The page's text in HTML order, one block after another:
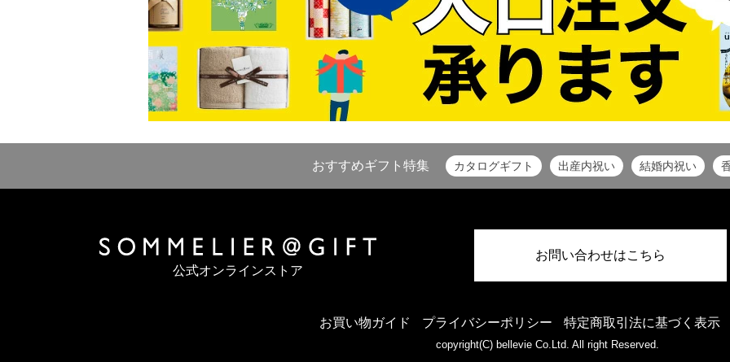
おすすめギフト特集 カタログギフト 出産内祝い 結婚内祝い
公式オンラインストア
お問い合わせはこちら
お買い物ガイド プライバシーポリシー 特定商取引法に基づく表示
copyright(C) bellevie Co.Ltd. All right Reserved.